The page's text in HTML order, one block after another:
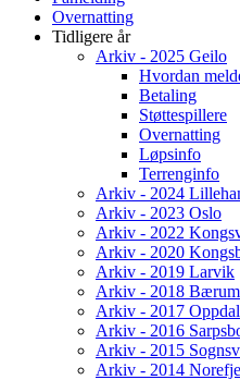
Overnatting
Tidligere år
Arkiv - 2025 Geilo
Hvordan
Betaling
Støttespillere
Overnatting
Løpsinfo
Terrenginfo
Arkiv - 2024
Arkiv - 2023 Oslo
Arkiv - 2022
Arkiv - 2020
Arkiv - 2019 Larvik
Arkiv - 2018 Bærum
Arkiv - 2017 Oppdal
Arkiv - 2016
Arkiv - 2015
Arkiv - 2014